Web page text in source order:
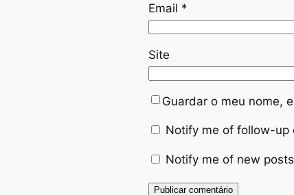
Email *
Site
Guardar o meu nome,
Notify me of follow-up
Notify me of new